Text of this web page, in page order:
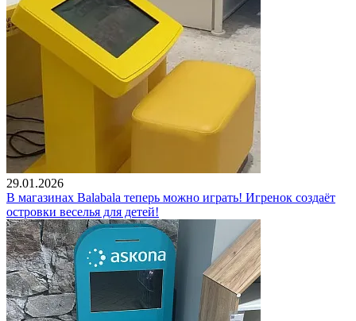
29.01.2026
В магазинах Balabala теперь можно играть! Игренок создаёт
островки веселья для детей!